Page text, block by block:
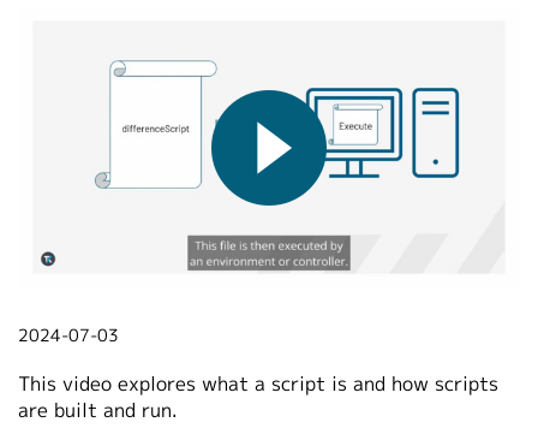
简体中文
2024-07-03
This video explores what a script is and how scripts
are built and run.